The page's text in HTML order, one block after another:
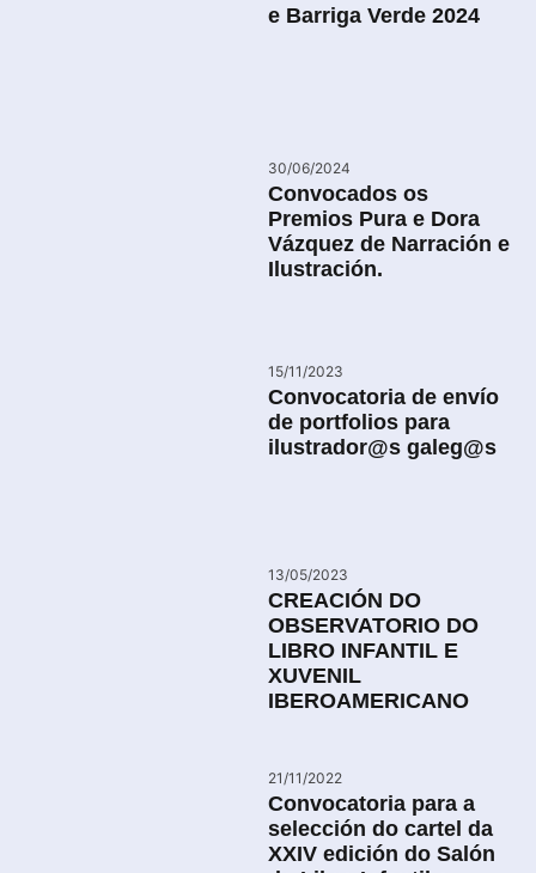
e Barriga Verde 2024
30/06/2024
Convocados os
Premios Pura e Dora
Vázquez de Narración e
Ilustración.
15/11/2023
Convocatoria de envío
de portfolios para
ilustrador@s galeg@s
13/05/2023
CREACIÓN DO
OBSERVATORIO DO
LIBRO INFANTIL E
XUVENIL
IBEROAMERICANO
21/11/2022
Convocatoria para a
selección do cartel da
XXIV edición do Salón